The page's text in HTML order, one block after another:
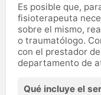
Es posible que,
fisioterapeuta
sobre el mismo,
o traumatólogo.
con el prestador
departamento de
Qué incluye el